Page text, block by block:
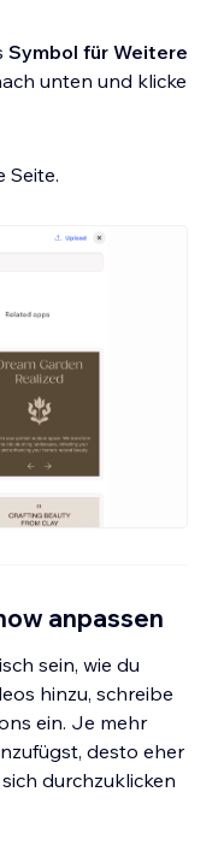
Symbol für Weitere
unten und klicke
Seite.
anpassen
sein, wie du
hinzu, schreibe
ein. Je mehr
desto eher
durchzuklicken